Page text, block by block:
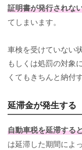
証明書が発行されな
てしまいます。
車検を受けていない
もしくは処罰の対象
くてもきちんと納付
延滞金が発生する
自動車税を延滞する
は延滞した期間によ